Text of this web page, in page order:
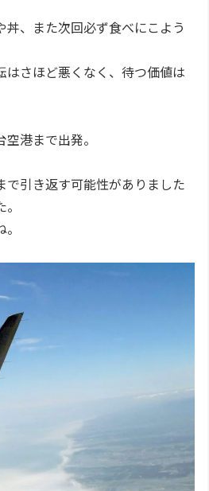
丼、また次回必ず食べにこよう
はさほど悪くなく、待つ価値は
港まで出発。
で引き返す可能性がありました